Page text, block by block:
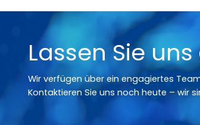
Lassen Sie uns
Wir verfügen über ein engagiertes
Kontaktieren Sie uns noch heute – wir